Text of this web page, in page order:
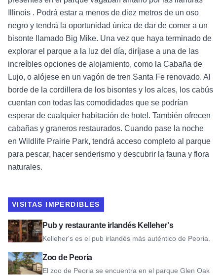
Illinois . Podrá estar a menos de diez metros de un oso
negro y tendrá la oportunidad única de dar de comer a un
bisonte llamado Big Mike. Una vez que haya terminado de
explorar el parque a la luz del día, diríjase a una de las
increíbles opciones de alojamiento, como la Cabaña de
Lujo, o alójese en un vagón de tren Santa Fe renovado. Al
borde de la cordillera de los bisontes y los alces, los cabús
cuentan con todas las comodidades que se podrían
esperar de cualquier habitación de hotel. También ofrecen
cabañas y graneros restaurados. Cuando pase la noche
en Wildlife Prairie Park, tendrá acceso completo al parque
para pescar, hacer senderismo y descubrir la fauna y flora
naturales.
VISITAS IMPERDIBLES
Pub y restaurante irlandés Kelleher's
Kelleher's es el pub irlandés más auténtico de Peoria.
Ver Kelleher's Irish Pub & Eatery
Zoo de Peoria
El zoo de Peoria se encuentra en el parque Glen Oak
Ver el zoo de Peoria